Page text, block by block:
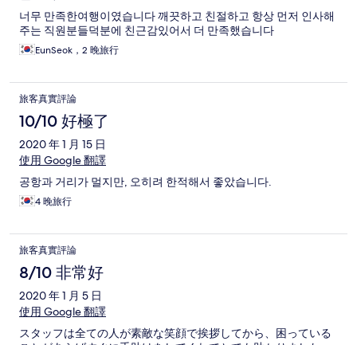
너무 만족한여행이였습니다 깨끗하고 친절하고 항상 먼저 인사해
주는 직원분들덕분에 친근감있어서 더 만족했습니다
EunSeok，2 晚旅行
旅客真實評論
10/10 好極了
2020 年 1 月 15 日
使用 Google 翻譯
공항과 거리가 멀지만, 오히려 한적해서 좋았습니다.
4 晚旅行
旅客真實評論
8/10 非常好
2020 年 1 月 5 日
使用 Google 翻譯
スタッフは全ての人が素敵な笑顔で挨拶してから、困っている